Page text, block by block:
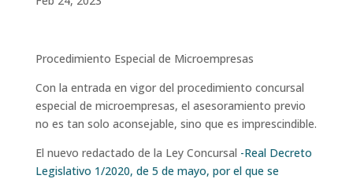
Procedimiento Especial de Microempresas
Con la entrada en vigor del procedimiento concursal
especial de microempresas, el asesoramiento previo
no es tan solo aconsejable, sino que es imprescindible.
El nuevo redactado de la Ley Concursal -Real Decreto
Legislativo 1/2020, de 5 de mayo, por el que se